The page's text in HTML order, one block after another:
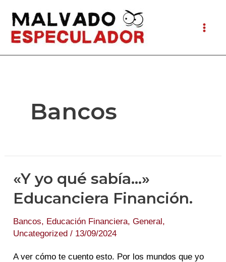
contenido
Bancos
«Y yo qué sabía…»
Educanciera Financión.
Bancos, Educación Financiera,General,
Uncategorized / 13/09/2024
A ver cómo te cuento esto. Por los mundos que yo